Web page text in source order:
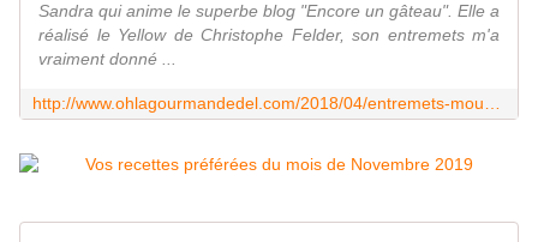
Sandra qui anime le superbe blog "Encore un gâteau". Elle a
réalisé le Yellow de Christophe Felder, son entremets m'a
vraiment donné ...